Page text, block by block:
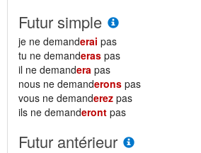
Futur simple
je ne demanderai pas
tu ne demanderas pas
il ne demandera pas
nous ne demanderons pas
vous ne demanderez pas
ils ne demanderont pas
Futur antérieur